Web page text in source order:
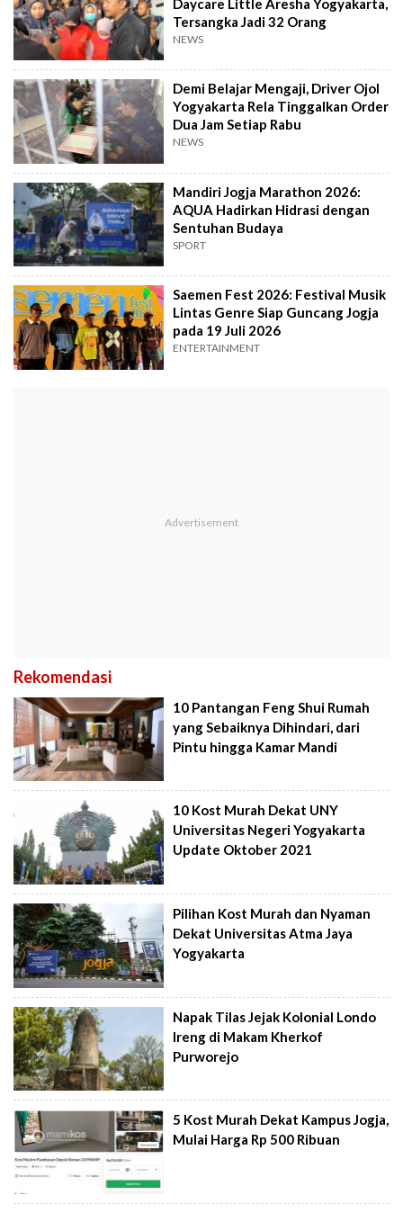
Daycare Little Aresha Yogyakarta,
Tersangka Jadi 32 Orang
NEWS
Demi Belajar Mengaji, Driver Ojol
Yogyakarta Rela Tinggalkan Order
Dua Jam Setiap Rabu
NEWS
Mandiri Jogja Marathon 2026:
AQUA Hadirkan Hidrasi dengan
Sentuhan Budaya
SPORT
Saemen Fest 2026: Festival Musik
Lintas Genre Siap Guncang Jogja
pada 19 Juli 2026
ENTERTAINMENT
Rekomendasi
10 Pantangan Feng Shui Rumah
yang Sebaiknya Dihindari, dari
Pintu hingga Kamar Mandi
10 Kost Murah Dekat UNY
Universitas Negeri Yogyakarta
Update Oktober 2021
Pilihan Kost Murah dan Nyaman
Dekat Universitas Atma Jaya
Yogyakarta
Napak Tilas Jejak Kolonial Londo
Ireng di Makam Kherkof
Purworejo
5 Kost Murah Dekat Kampus Jogja,
Mulai Harga Rp 500 Ribuan